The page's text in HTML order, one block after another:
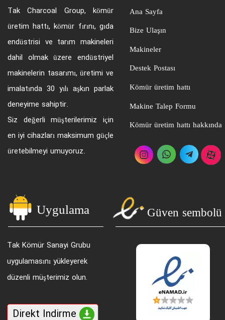
​Tak Charcoal Group, kömür
üretim hattı, kömür fırını, gıda
endüstrisi ve tarım makineleri
dahil olmak üzere endüstriyel
makinelerin tasarımı, üretimi ve
imalatında 30 yılı aşkın parlak
deneyime sahiptir.
Siz değerli müşterilerimiz için
en iyi cihazları maksimum güçle
üretebilmeyi umuyoruz.
Ana Sayfa
Bize Ulaşın
Makineler
Destek Postası
Kömür üretim hattı
Makine Talep Formu
Kömür üretim hattı hakkında
​Güven sembolü
Uygulama
Tak Kömür Sanayi Grubu
uygulamasını yükleyerek
düzenli müşterimiz olun.
Direkt Indirme